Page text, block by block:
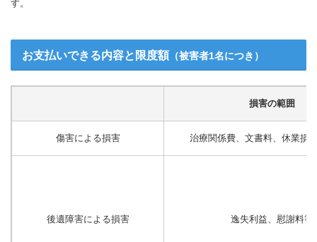
す。
お支払いできる内容と限度額 （被害者1名につき）
損害の範囲
傷害による損害 治療関係費、文書料、休業損
後遺障害による損害 逸失利益、慰謝料等